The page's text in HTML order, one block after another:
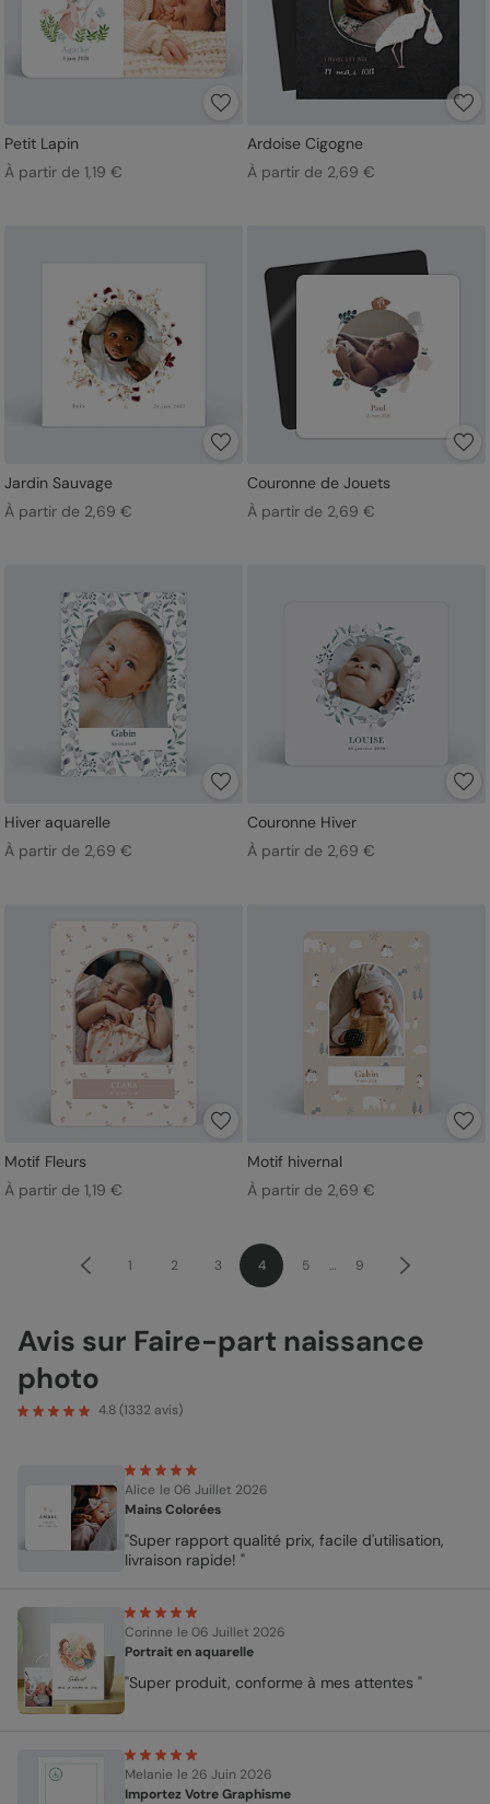
Petit Lapin
À partir de 1,19 €
Ardoise Cigogne
À partir de 2,69 €
Jardin Sauvage
À partir de 2,69 €
Couronne de Jouets
À partir de 2,69 €
Hiver aquarelle
À partir de 2,69 €
Couronne Hiver
À partir de 2,69 €
Motif Fleurs
À partir de 1,19 €
Motif hivernal
À partir de 2,69 €
1 2 3 4 5 … 9
Avis sur Faire-part naissance
photo
4.8(1332 avis)
Alice le 06 Juillet 2026
Mains Colorées
"Super rapport qualité prix, facile d'utilisation,
livraison rapide! "
Corinne le 06 Juillet 2026
Portrait en aquarelle
"Super produit, conforme à mes attentes "
Melanie le 26 Juin 2026
Importez Votre Graphisme